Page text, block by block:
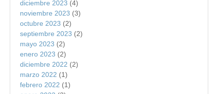
diciembre 2023 (4)
noviembre 2023 (3)
octubre 2023 (2)
septiembre 2023 (2)
mayo 2023 (2)
enero 2023 (2)
diciembre 2022 (2)
marzo 2022 (1)
febrero 2022 (1)